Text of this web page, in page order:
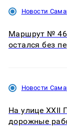
президентов
России: Европа?
Новости
Маршрут № 46
остался без
Новости
На улице XXII
дорожные